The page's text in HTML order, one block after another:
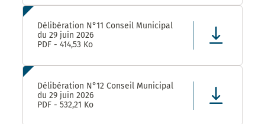
Délibération N°11 Conseil Municipal
du 29 juin 2026
PDF - 414,53 Ko
Délibération N°12 Conseil Municipal
du 29 juin 2026
PDF - 532,21 Ko